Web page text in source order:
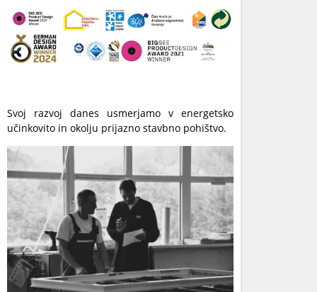
Svoj razvoj danes usmerjamo v energetsko
učinkovito in okolju prijazno stavbno pohištvo.